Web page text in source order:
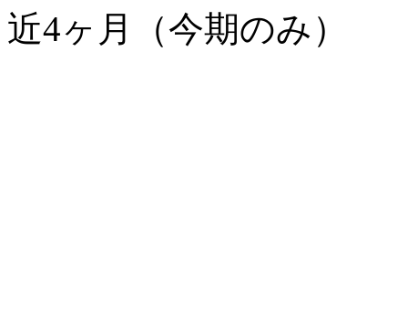
近4ヶ月（今期のみ）